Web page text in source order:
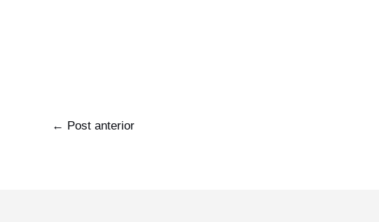
← Post anterior